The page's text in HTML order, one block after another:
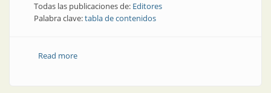
Todas las publicaciones de: Editores
Palabra clave:tabla de contenidos
Read moreabout Ingeniería Eléctrica 399 | En esta edición